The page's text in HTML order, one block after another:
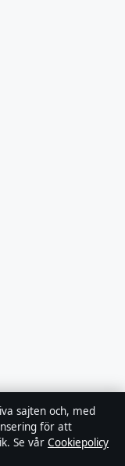
sajten och, med
för att
Se vår Cookiepolicy